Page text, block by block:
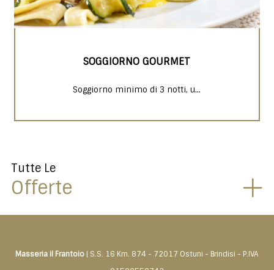
SOGGIORNO GOURMET
Soggiorno minimo di 3 notti, u...
Tutte Le
Offerte
Masseria il Frantoio | S.S. 16 Km. 874 - 72017 Ostuni - Brindisi - P.IVA